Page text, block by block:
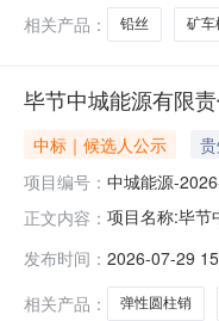
相关产品：
铅丝 矿车
毕节中城能源有限
中标｜候选人公示
项目编号： 中城能源-
正文内容： 项目名称:毕节
人中标候选人
发布时间： 2026-07-29
相关产品：
弹性圆柱销